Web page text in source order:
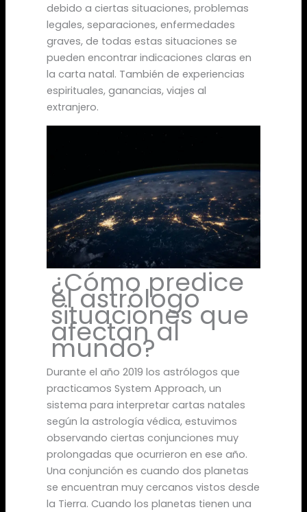
debido a ciertas situaciones, problemas
legales, separaciones, enfermedades
graves, de todas estas situaciones se
pueden encontrar indicaciones claras en
la carta natal. También de experiencias
espirituales, ganancias, viajes al
extranjero.
¿Cómo predice
el astrólogo
situaciones que
afectan al
mundo?
Durante el año 2019 los astrólogos que
practicamos System Approach, un
sistema para interpretar cartas natales
según la astrología védica, estuvimos
observando ciertas conjunciones muy
prolongadas que ocurrieron en ese año.
Una conjunción es cuando dos planetas
se encuentran muy cercanos vistos desde
la Tierra. Cuando los planetas tienen una